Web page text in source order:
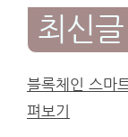
최신글
블록체인 스마
펴보기